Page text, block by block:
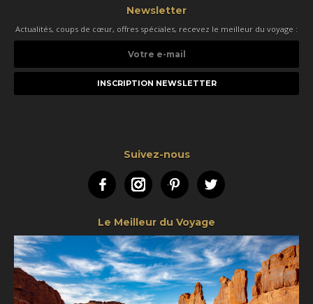
Newsletter
Actualités, coups de cœur, offres spéciales, recevez le meilleur du voyage :
e-
Suivez-nous
FacebookInstagramPinterestTwitter
Le Meilleur du Voyage